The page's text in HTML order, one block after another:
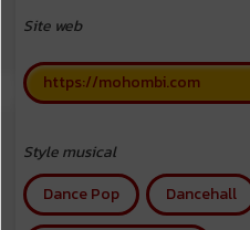
Site web
https://mohombi.com
Style musical
Dance Pop
Dancehall